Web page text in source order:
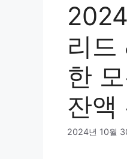
리드
한
잔액
2024년 10월